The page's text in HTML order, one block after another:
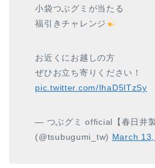
小袋つぶグミが当たる
福引きチャレンジ
お近くにお越しの方
ぜひお立ち寄りください！
pic.twitter.com/IhaD5lTzSy
— つぶグミ official【春日井製
(@tsubugumi_tw) March